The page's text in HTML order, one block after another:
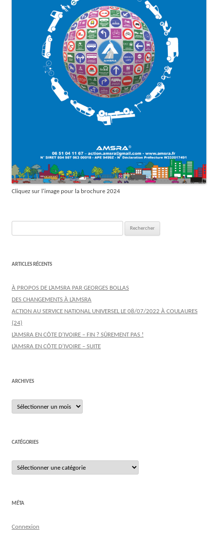
Cliquez sur l'image pour la brochure 2024
ARTICLES RÉCENTS
À PROPOS DE L’AMSRA PAR GEORGES BOLLAS
DES CHANGEMENTS À L’AMSRA
ACTION AU SERVICE NATIONAL UNIVERSEL LE 08/07/2022 À COULAURES
(24)
L’AMSRA EN CÔTE D’IVOIRE – FIN ? SÛREMENT PAS !
L’AMSRA EN CÔTE D’IVOIRE – SUITE
ARCHIVES
Archives
CATÉGORIES
Catégories
MÉTA
Connexion